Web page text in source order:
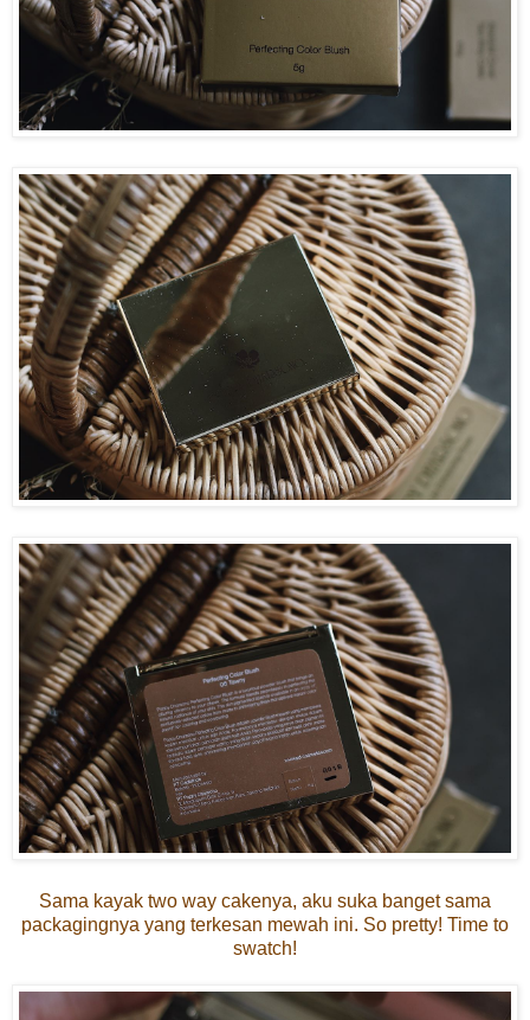
Sama kayak two way cakenya, aku suka banget sama
packagingnya yang terkesan mewah ini. So pretty! Time to
swatch!